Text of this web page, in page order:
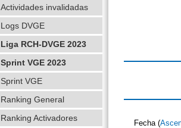
Fecha (
Actividades invalidadas
Logs DVGE
Liga RCH-DVGE 2023
Sprint VGE 2023
Sprint VGE
Ranking General
Ranking Activadores